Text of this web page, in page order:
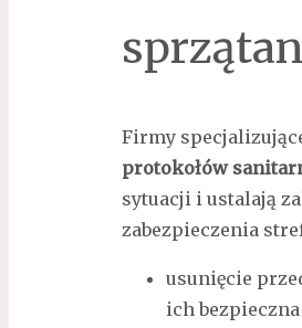
Firmy
protokołów
sytuacji i ustalają
zabezpieczenia
usunięcie
ich